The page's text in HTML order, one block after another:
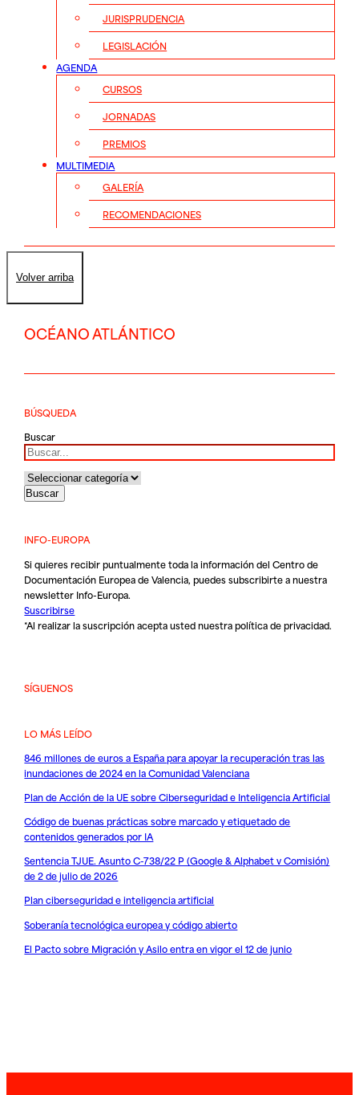
JURISPRUDENCIA
LEGISLACIÓN
AGENDA
CURSOS
JORNADAS
PREMIOS
MULTIMEDIA
GALERÍA
RECOMENDACIONES
Volver arriba
OCÉANO ATLÁNTICO
BÚSQUEDA
Buscar
INFO-EUROPA
Si quieres recibir puntualmente toda la información del Centro de
Documentación Europea de Valencia, puedes subscribirte a nuestra
newsletter Info-Europa.
Suscribirse
*Al realizar la suscripción acepta usted nuestrapolítica de privacidad.
SÍGUENOS
LO MÁS LEÍDO
846 millones de euros a España para apoyar la recuperación tras las
inundaciones de 2024 en la Comunidad Valenciana
Plan de Acción de la UE sobre Ciberseguridad e Inteligencia Artificial
Código de buenas prácticas sobre marcado y etiquetado de
contenidos generados por IA
Sentencia TJUE. Asunto C-738/22 P (Google & Alphabet v Comisión)
de 2 de julio de 2026
Plan ciberseguridad e inteligencia artificial
Soberanía tecnológica europea y código abierto
El Pacto sobre Migración y Asilo entra en vigor el 12 de junio